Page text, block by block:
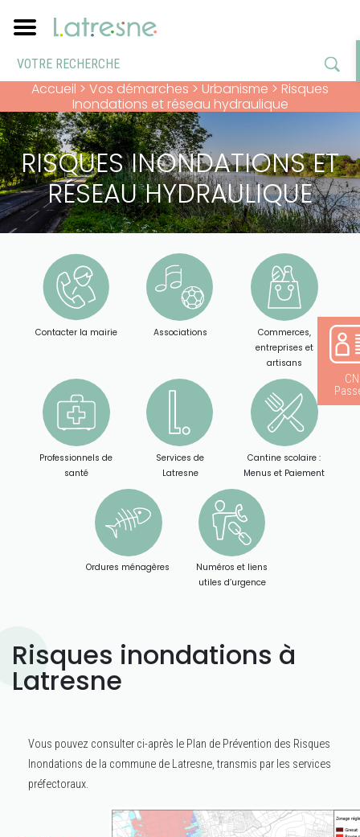
Accueil > Vos démarches > Urbanisme > Risques
Inondations et réseau hydraulique
RISQUES INONDATIONS ET
RÉSEAU HYDRAULIQUE
Contacter la mairie Associations
Commerces,
entreprises et
artisans
Professionnels de
santé
Services de
Latresne
Cantine scolaire :
Menus et Paiement
Ordures ménagères
Numéros et liens
utiles d’urgence
Risques inondations à
Latresne
Vous pouvez consulter ci-après le Plan de Prévention des Risques
Inondations de la commune de Latresne, transmis par les services
préfectoraux.